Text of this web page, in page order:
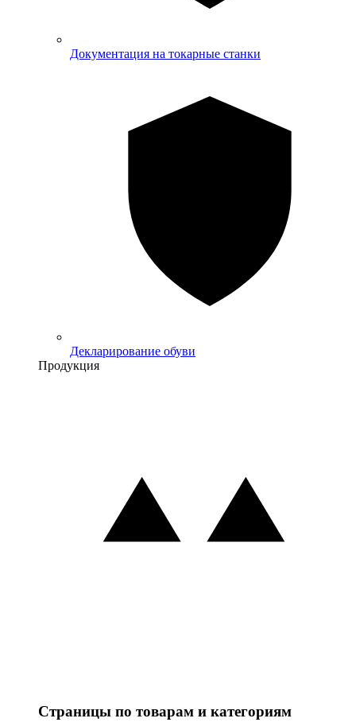
Документация на токарные станки
Декларирование обуви
Продукция
Страницы по товарам и категориям